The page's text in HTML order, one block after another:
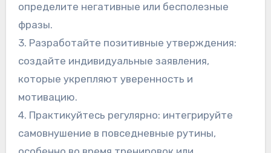
определите негативные или бесполезные
фразы.
3. Разработайте позитивные утверждения:
создайте индивидуальные заявления,
которые укрепляют уверенность и
мотивацию.
4. Практикуйтесь регулярно: интегрируйте
самовнушение в повседневные рутины,